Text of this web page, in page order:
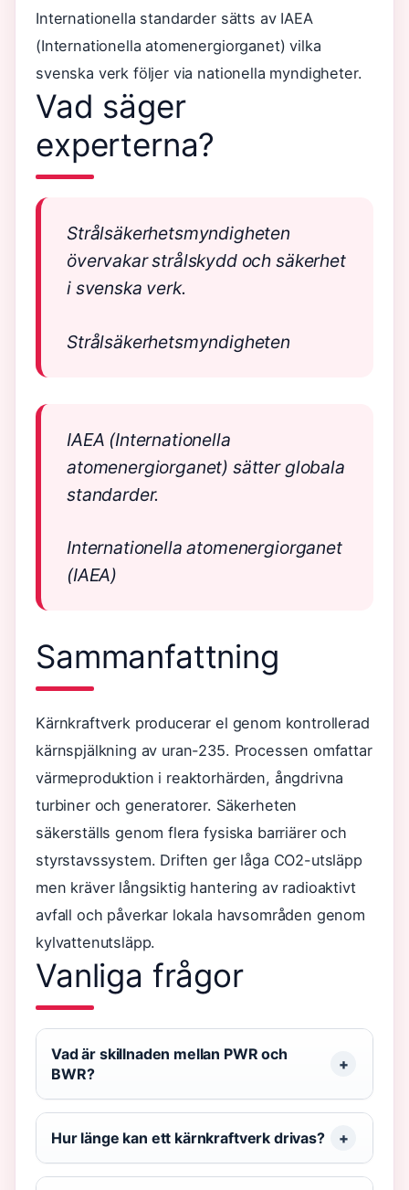
Internationella standarder sätts av IAEA
(Internationella atomenergiorganet) vilka
svenska verk följer via nationella myndigheter.
Vad säger
experterna?
Strålsäkerhetsmyndigheten
övervakar strålskydd och säkerhet
i svenska verk.
Strålsäkerhetsmyndigheten
IAEA (Internationella
atomenergiorganet) sätter globala
standarder.
Internationella atomenergiorganet
(IAEA)
Sammanfattning
Kärnkraftverk producerar el genom kontrollerad
kärnspjälkning av uran-235. Processen omfattar
värmeproduktion i reaktorhärden, ångdrivna
turbiner och generatorer. Säkerheten
säkerställs genom flera fysiska barriärer och
styrstavssystem. Driften ger låga CO2-utsläpp
men kräver långsiktig hantering av radioaktivt
avfall och påverkar lokala havsområden genom
kylvattenutsläpp.
Vanliga frågor
Vad är skillnaden mellan PWR och
BWR?
Hur länge kan ett kärnkraftverk drivas?